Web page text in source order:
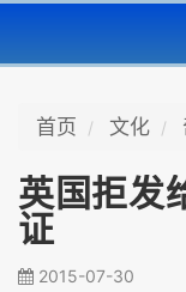
首页 文化
英国拒发
证
2015-07-30